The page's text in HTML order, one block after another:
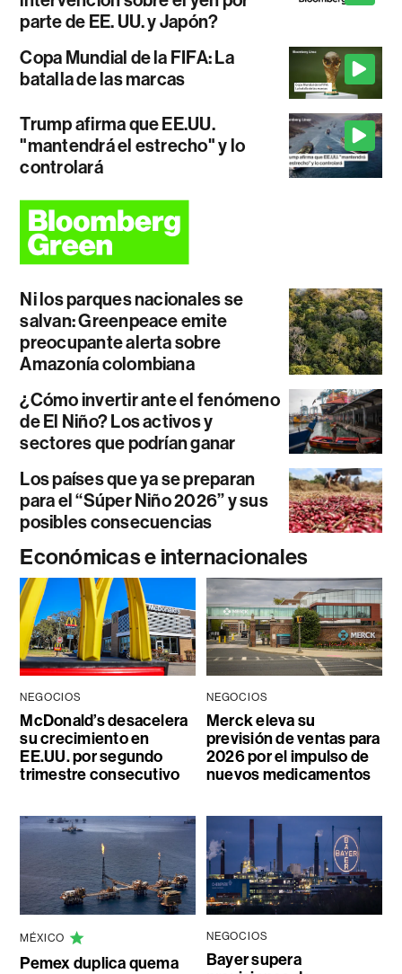
parte de EE. UU. y Japón?
Copa Mundial de la FIFA: La
batalla de las marcas
Trump afirma que EE.UU.
"mantendrá el estrecho" y lo
controlará
Ni los parques nacionales se
salvan: Greenpeace emite
preocupante alerta sobre
Amazonía colombiana
¿Cómo invertir ante el fenómeno
de El Niño? Los activos y
sectores que podrían ganar
Los países que ya se preparan
para el “Súper Niño 2026” y sus
posibles consecuencias
Económicas e internacionales
NEGOCIOS
McDonald’s desacelera
su crecimiento en
EE.UU. por segundo
trimestre consecutivo
NEGOCIOS
Merck eleva su
previsión de ventas para
2026 por el impulso de
nuevos medicamentos
MÉXICO
Pemex duplica quema
NEGOCIOS
Bayer supera